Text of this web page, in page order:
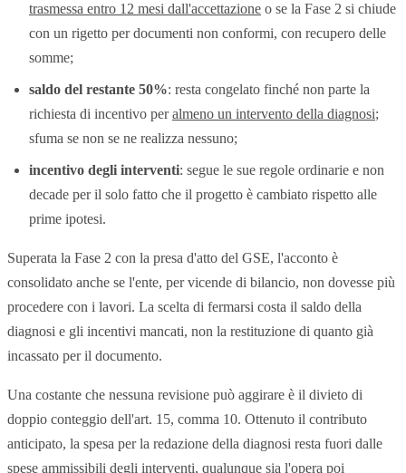
trasmessa entro 12 mesi dall'accettazione o se la Fase 2 si chiude
con un rigetto per documenti non conformi, con recupero delle
somme;
saldo del restante 50%: resta congelato finché non parte la
richiesta di incentivo peralmeno un intervento della diagnosi;
sfuma se non se ne realizza nessuno;
incentivo degli interventi: segue le sue regole ordinarie e non
decade per il solo fatto che il progetto è cambiato rispetto alle
prime ipotesi.
Superata la Fase 2 con la presa d'atto del GSE, l'acconto è
consolidato anche se l'ente, per vicende di bilancio, non dovesse più
procedere con i lavori. La scelta di fermarsi costa il saldo della
diagnosi e gli incentivi mancati, non la restituzione di quanto già
incassato per il documento.
Una costante che nessuna revisione può aggirare è il divieto di
doppio conteggio dell'art. 15, comma 10. Ottenuto il contributo
anticipato, la spesa per la redazione della diagnosi resta fuori dalle
spese ammissibili degli interventi, qualunque sia l'opera poi